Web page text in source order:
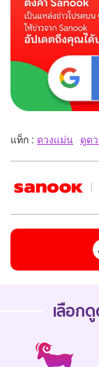
แท็ก : ดวงแม่น ดูด
เลือกดู